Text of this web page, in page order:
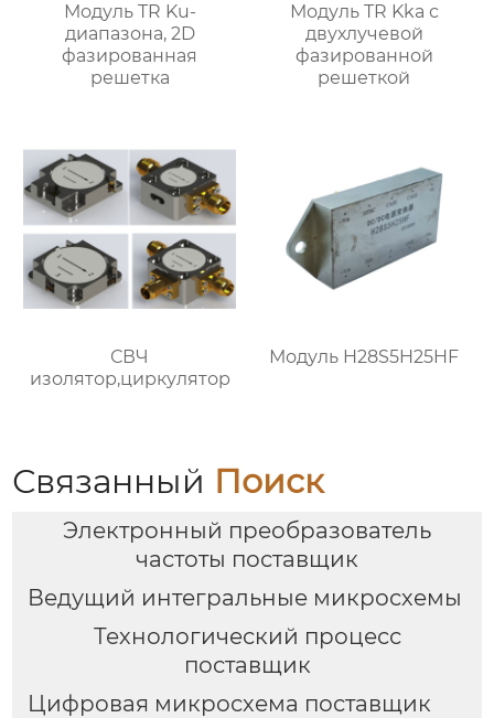
Модуль TR Ku-
диапазона, 2D
фазированная
решетка
Модуль TR Kka с
двухлучевой
фазированной
решеткой
СВЧ
изолятор,циркулятор
Модуль H28S5H25HF
Связанный Поиск
Электронный преобразователь
частоты поставщик
Ведущий интегральные микросхемы
Технологический процесс
поставщик
Цифровая микросхема поставщик